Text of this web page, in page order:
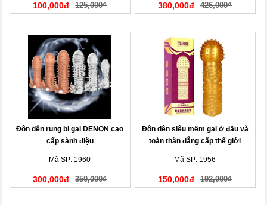
100,000đ 125,000₫ 380,000đ 426,000₫
Đôn dên rung bi gai DENON cao
cấp sành điệu
Mã SP: 1960
300,000đ 350,000₫
Đôn dên siêu mềm gai ở đầu và
toàn thân đẳng cấp thế giới
Mã SP: 1956
150,000đ 192,000₫